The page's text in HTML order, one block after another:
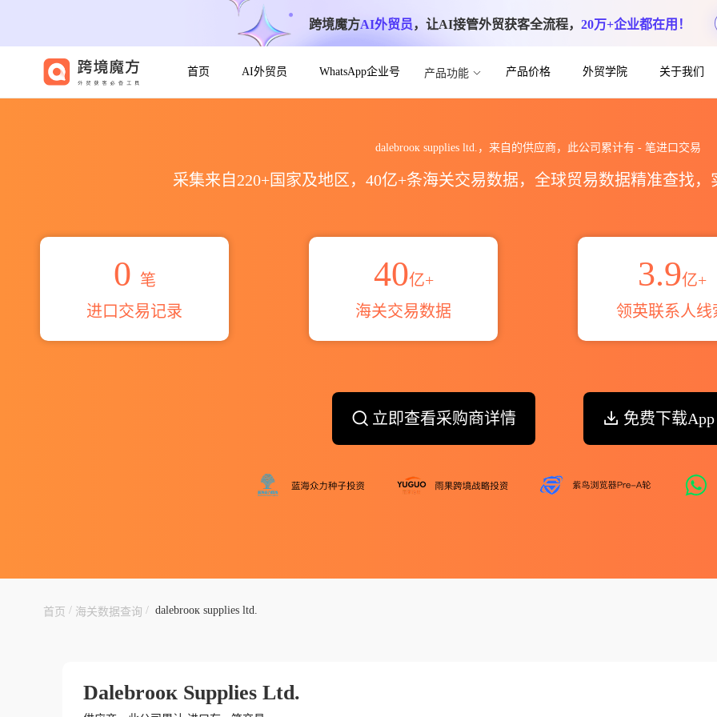
跨境魔方AI外贸员，让AI接管外贸获客全流程， 20万+企业都在用！
首页 AI外贸员 WhatsApp企业号 产品功能 产品价格 外贸学院 关于我们
dаlеbrоок suррliеs ltd.，来自的供应商，此公司累计有 -笔进口交易
采集来自220+国家及地区，40亿+条海关交易数据，全球贸易数据精准查找
0 笔
进口交易记录
40亿+
海关交易数据
3.9亿+
领英联系人线
立即查看采购商详情 免费下载App
首页 / 海关数据查询 / dаlеbrоок suррliеs ltd.
Dаlеbrоок Suррliеs Ltd.